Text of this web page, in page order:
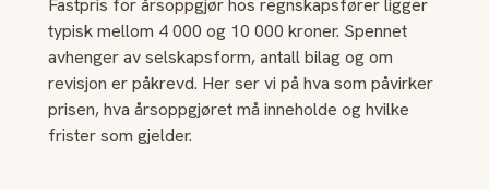
Fastpris for årsoppgjør hos regnskapsfører ligger
typisk mellom 4 000 og 10 000 kroner. Spennet
avhenger av selskapsform, antall bilag og om
revisjon er påkrevd. Her ser vi på hva som påvirker
prisen, hva årsoppgjøret må inneholde og hvilke
frister som gjelder.